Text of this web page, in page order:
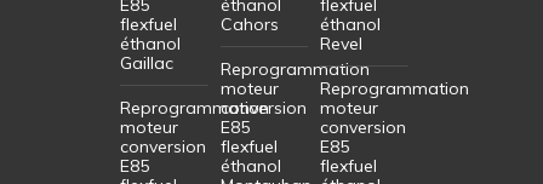
E85
flexfuel
éthanol
Gaillac
Reprogrammation
moteur
conversion
E85
éthanol
Cahors
Reprogrammation
moteur
conversion
E85
flexfuel
éthanol
flexfuel
éthanol
Revel
Reprogrammation
moteur
conversion
E85
flexfuel